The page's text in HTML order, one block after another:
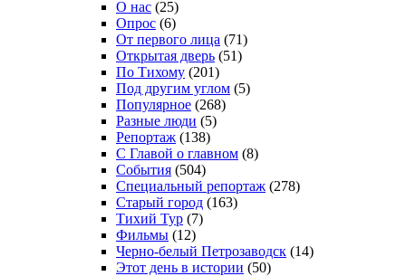
О нас (25)
Опрос (6)
От первого лица (71)
Открытая дверь (51)
По Тихому (201)
Под другим углом (5)
Популярное (268)
Разные люди (5)
Репортаж (138)
С Главой о главном (8)
События (504)
Специальный репортаж (278)
Старый город (163)
Тихий Тур (7)
Фильмы (12)
Черно-белый Петрозаводск (14)
Этот день в истории (50)